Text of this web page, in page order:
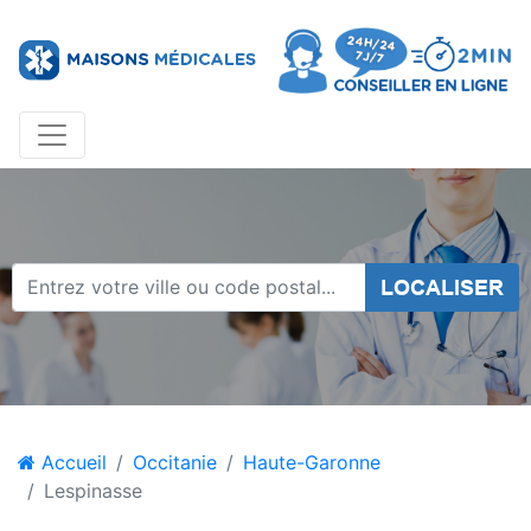
LOCALISER
Accueil Occitanie
Haute-Garonne
Lespinasse